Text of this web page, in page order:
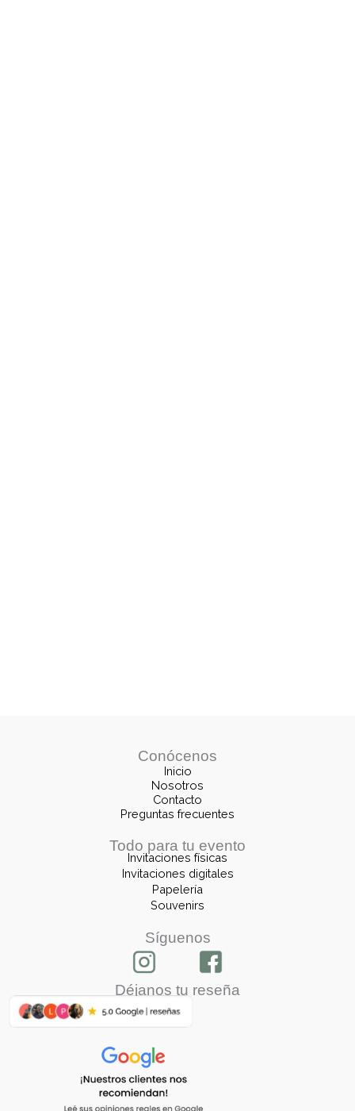
Conócenos
Inicio
Nosotros
Contacto
Preguntas frecuentes
Todo para tu evento
Invitaciones físicas
Invitaciones digitales
Papelería
Souvenirs
Síguenos
Déjanos tu reseña